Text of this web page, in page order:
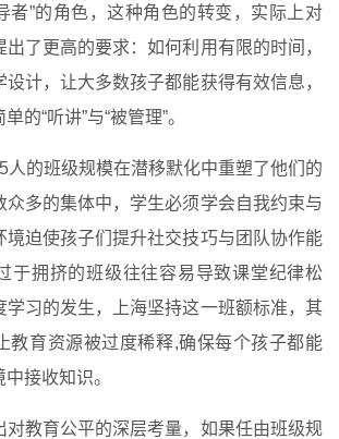
者”的角色，这种角色的转变，实际上对
了更高的要求：如何利用有限的时间，
计，让大多数孩子都能获得有效信息，
的“听讲”与“被管理”。
人的班级规模在潜移默化中重塑了他们的
众多的集体中，学生必须学会自我约束与
境迫使孩子们提升社交技巧与团队协作能
于拥挤的班级往往容易导致课堂纪律松
学习的发生，上海坚持这一班额标准，其
教育资源被过度稀释,确保每个孩子都能
接收知识。
对教育公平的深层考量，如果任由班级规